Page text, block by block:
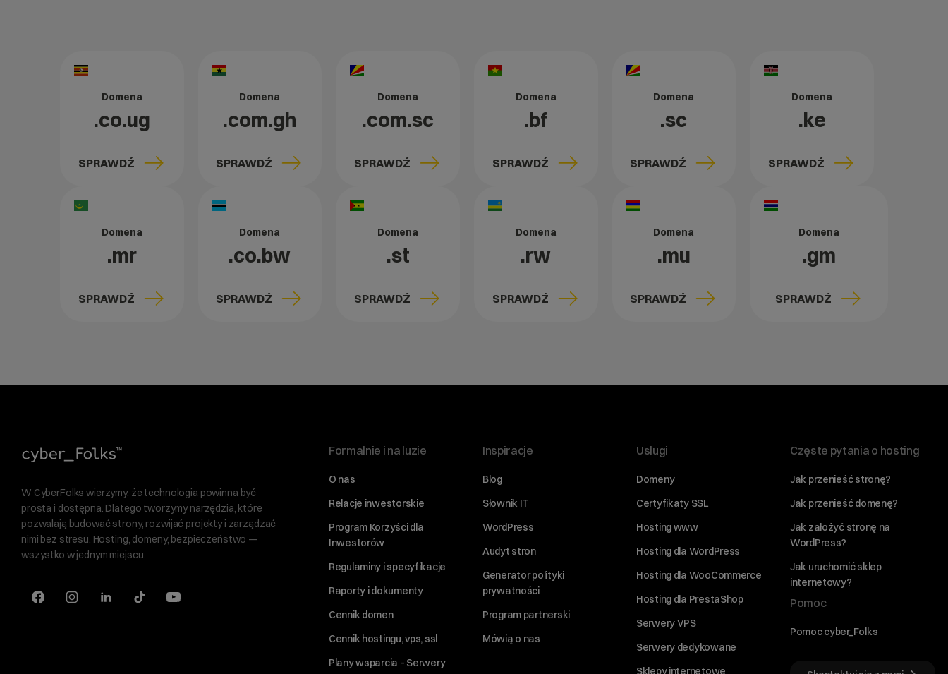
Domena
.co.ug
SPRAWDŹ
Domena
.com.gh
SPRAWDŹ
Domena
.com.sc
SPRAWDŹ
Domena
.bf
SPRAWDŹ
Domena
.sc
SPRAWDŹ
Domena
.ke
SPRAWDŹ
Domena
.mr
SPRAWDŹ
Domena
.co.bw
SPRAWDŹ
Domena
.st
SPRAWDŹ
Domena
.rw
SPRAWDŹ
Domena
.mu
SPRAWDŹ
Domena
.gm
SPRAWDŹ
W CyberFolks wierzymy, że technologia powinna być
prosta i dostępna. Dlatego tworzymy narzędzia, które
pozwalają budować strony, rozwijać projekty i zarządzać
nimi bez stresu. Hosting, domeny, bezpieczeństwo —
wszystko w jednym miejscu.
Formalnie i na luzie
O nas
Relacje inwestorskie
Program Korzyści dla
Inwestorów
Regulaminy i specyfikacje
Raporty i dokumenty
Cennik domen
Cennik hostingu, vps, ssl
Plany wsparcia – Serwery
Inspiracje
Blog
Słownik IT
WordPress
Audyt stron
Generator polityki
prywatności
Program partnerski
Mówią o nas
Usługi
Domeny
Certyfikaty SSL
Hosting www
Hosting dla WordPress
Hosting dla WooCommerce
Hosting dla PrestaShop
Serwery VPS
Serwery dedykowane
Sklepy internetowe
Częste pytania o hosting
Jak przenieść stronę?
Jak przenieść domenę?
Jak założyć stronę na
WordPress?
Jak uruchomić sklep
internetowy?
Pomoc
Pomoc cyber_Folks